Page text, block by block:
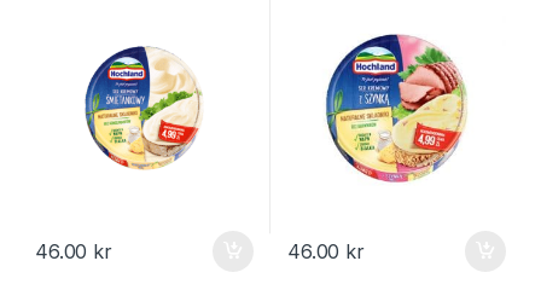
46.00 kr 46.00 kr